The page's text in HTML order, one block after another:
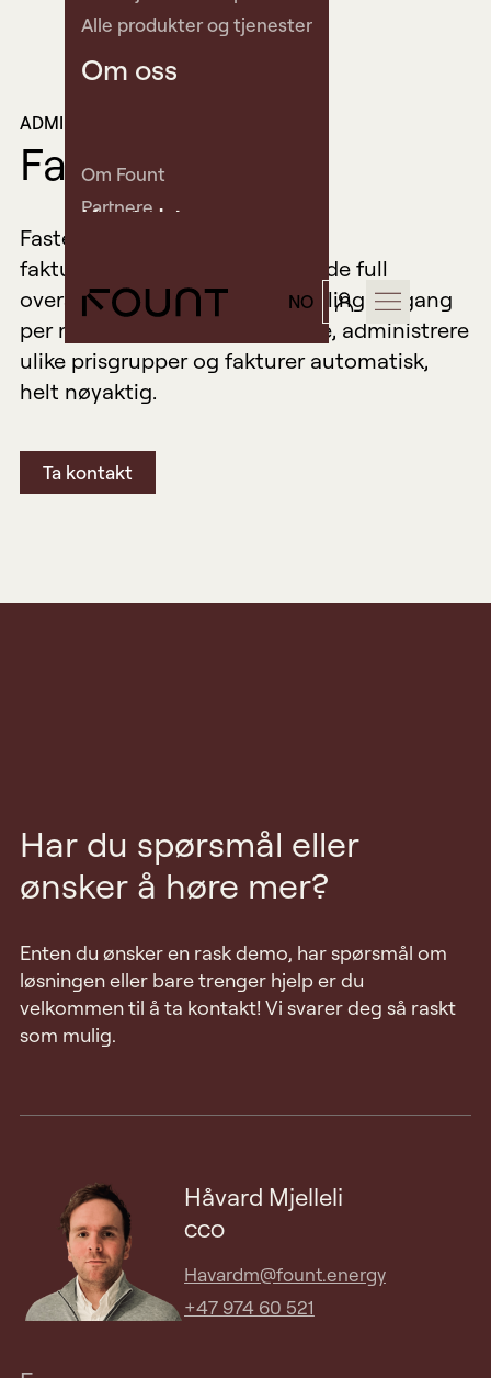
NO
Alle produkter og tjenester
Om oss
Om Fount
Partnere
Kontakt
Kontakt oss
Book demo
Support
ADMINISTRASJON LADERE
Fakturering
Faste ladekunder kan benytte
faktureringsløsningen som gir de full
oversikt over all lading og betaling en gang
per måned. Inviter dine brukere, administrere
ulike prisgrupper og fakturer automatisk,
helt nøyaktig.
Ta kontakt
Har du spørsmål eller
ønsker å høre mer?
Enten du ønsker en rask demo, har spørsmål om
løsningen eller bare trenger hjelp er du
velkommen til å ta kontakt! Vi svarer deg så raskt
som mulig.
Håvard Mjelleli
CCO
Havardm@fount.energy
+47 974 60 521